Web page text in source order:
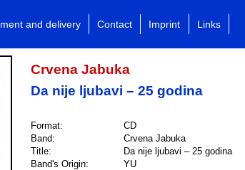
and delivery Contact Imprint Links
Crvena Jabuka
Da nije ljubavi – 25 godina
Format:
CD
Band:
Crvena Jabuka
Title:
Da nije ljubavi – 25 godina
Band's Origin:
YU